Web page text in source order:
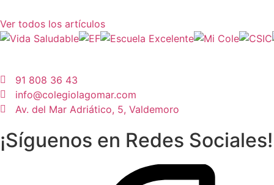
Ver todos los artículos
91 808 36 43
info@colegiolagomar.com
Av. del Mar Adriático, 5, Valdemoro
¡Síguenos en Redes Sociales!